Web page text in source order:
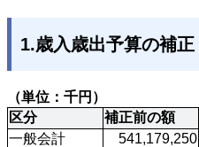
1.歳入歳出予算の補正
（単位：千円）
区分
補正前の額
一般会計
541,179,250